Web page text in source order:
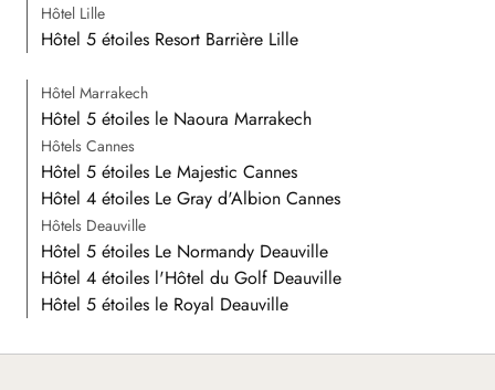
Hôtel Lille
Hôtel 5 étoiles Resort Barrière Lille
Hôtel Marrakech
Hôtel 5 étoiles le Naoura Marrakech
Hôtels Cannes
Hôtel 5 étoiles Le Majestic Cannes
Hôtel 4 étoiles Le Gray d'Albion Cannes
Hôtels Deauville
Hôtel 5 étoiles Le Normandy Deauville
Hôtel 4 étoiles l'Hôtel du Golf Deauville
Hôtel 5 étoiles le Royal Deauville